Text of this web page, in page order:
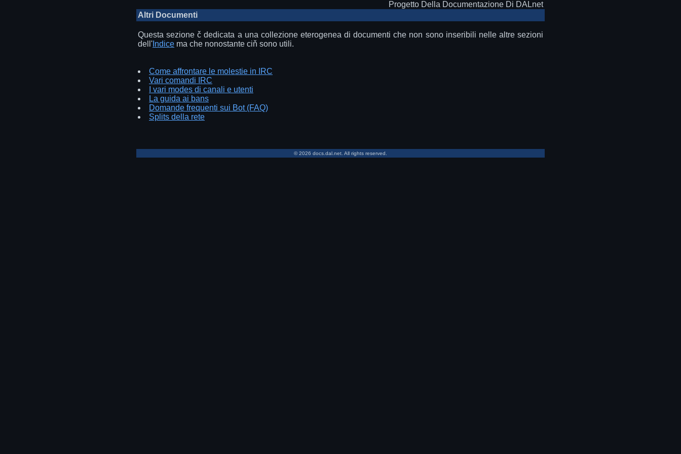
Progetto Della Documentazione Di DALnet
Altri Documenti
Questa sezione č dedicata a una collezione eterogenea di documenti che non sono inseribili nelle altre sezioni
dell' Indice ma che nonostante ciň sono utili.
Come affrontare le molestie in IRC
Vari comandi IRC
I vari modes di canali e utenti
La guida ai bans
Domande frequenti sui Bot (FAQ)
Splits della rete
© 2026 docs.dal.net. All rights reserved.